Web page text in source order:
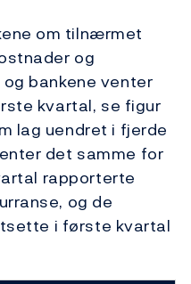
om tilnærmet
og
bankene venter
kvartal, se figur
lag uendret i fjerde
det samme for
rapporterte
og de
i første kvartal